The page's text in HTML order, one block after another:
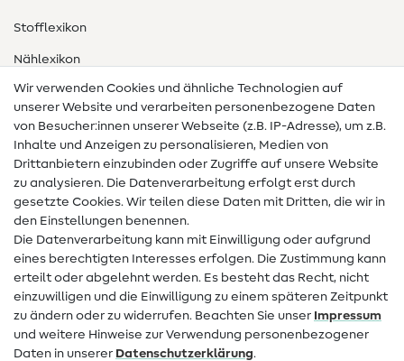
Stofflexikon
Nählexikon
Nähanleitungen
Hilfe & Kontakt
Kontakt
Infos zum Betreiberwechsel
Widerrufsrecht
Beliebt
Stoffe
Wir verwenden Cookies und ähnliche Technologien auf
unserer Website und verarbeiten personenbezogene Daten
von Besucher:innen unserer Webseite (z.B. IP-Adresse), um z.B.
Inhalte und Anzeigen zu personalisieren, Medien von
Drittanbietern einzubinden oder Zugriffe auf unsere Website
zu analysieren. Die Datenverarbeitung erfolgt erst durch
gesetzte Cookies. Wir teilen diese Daten mit Dritten, die wir in
den Einstellungen benennen.
Die Datenverarbeitung kann mit Einwilligung oder aufgrund
eines berechtigten Interesses erfolgen. Die Zustimmung kann
erteilt oder abgelehnt werden. Es besteht das Recht, nicht
einzuwilligen und die Einwilligung zu einem späteren Zeitpunkt
zu ändern oder zu widerrufen. Beachten Sie unser Impressum
und weitere Hinweise zur Verwendung personenbezogener
Daten in unserer Daten­schutz­erklärung.